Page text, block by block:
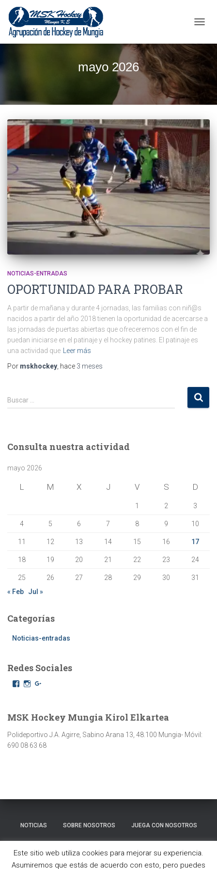
mayo 2026
NOTICIAS-ENTRADAS
OPORTUNIDAD PARA PROBAR
A partir de mañana y durante 4 jornadas, las familias con niñ@s
nacidos a partir del año 2018 tienen la oportunidad de acercarse a
las jornadas de puertas abiertas que ofreceremos con el fin de
puedan iniciarse en el patinaje y el hockey patines. El patinaje es
una actividad que
Leer más
Por mskhockey , hace 3 meses
B
u
r
Buscar …
Consulta nuestra actividad
mayo 2026
L M X J V S D
1 2 3
4 5 6 7 8 9 10
11 12 13 14 15 16 17
18 19 20 21 22 23 24
25 26 27 28 29 30
31
« Feb
Jul »
Categorías
Noticias-entradas
Redes Sociales
b
o
k
a
g
a
m
l
e
MSK Hockey Mungia Kirol Elkartea
Polideportivo J.A. Agirre, Sabino Arana 13, 48.100 Mungia- Móvil:
690 08 63 68
NOTICIAS SOBRE NOSOTROS JUEGA CON NOSOTROS
GALERÍA
Este sitio web utiliza cookies para mejorar su experiencia.
Asumiremos que estás de acuerdo con esto, pero puedes